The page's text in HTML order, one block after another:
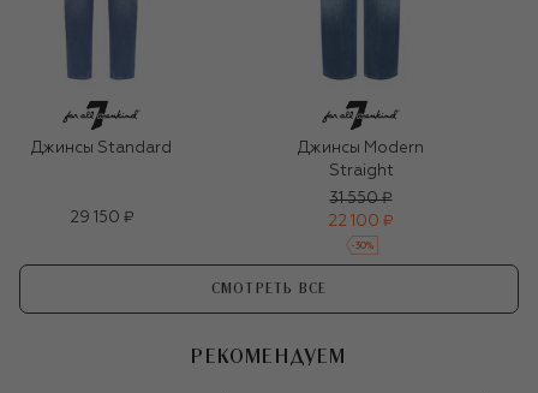
Джинсы Standard
29 150 ₽
Джинсы Modern
Straight
31 550 ₽
22 100 ₽
-30%
СМОТРЕТЬ ВСЕ
РЕКОМЕНДУЕМ